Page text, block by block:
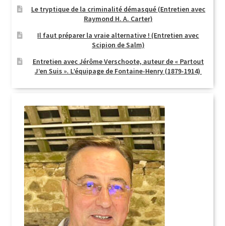
Le tryptique de la criminalité démasqué (Entretien avec
Raymond H. A. Carter)
Il faut préparer la vraie alternative ! (Entretien avec
Scipion de Salm)
Entretien avec Jérôme Verschoote, auteur de « Partout
J’en Suis ». L’équipage de Fontaine-Henry (1879-1914)